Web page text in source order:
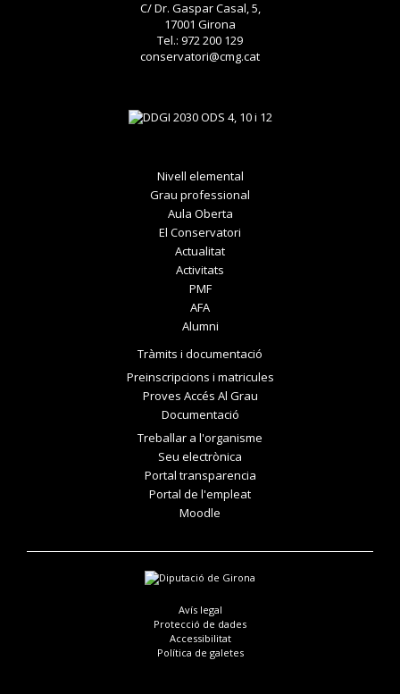
C/ Dr. Gaspar Casal, 5,
17001 Girona
Tel.: 972 200 129
conservatori@cmg.cat
Nivell elemental
Grau professional
Aula Oberta
El Conservatori
Actualitat
Activitats
PMF
AFA
Alumni
Tràmits i documentació
Preinscripcions i matricules
Proves Accés Al Grau
Documentació
Treballar a l'organisme
Seu electrònica
Portal transparencia
Portal de l'empleat
Moodle
Avís legal
Protecció de dades
Accessibilitat
Política de galetes